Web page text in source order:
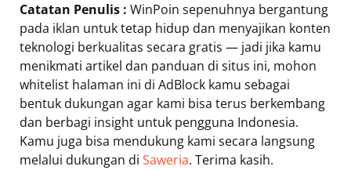
Catatan Penulis : WinPoin sepenuhnya bergantung
pada iklan untuk tetap hidup dan menyajikan konten
teknologi berkualitas secara gratis — jadi jika kamu
menikmati artikel dan panduan di situs ini, mohon
whitelist halaman ini di AdBlock kamu sebagai
bentuk dukungan agar kami bisa terus berkembang
dan berbagi insight untuk pengguna Indonesia.
Kamu juga bisa mendukung kami secara langsung
melalui dukungan di Saweria. Terima kasih.